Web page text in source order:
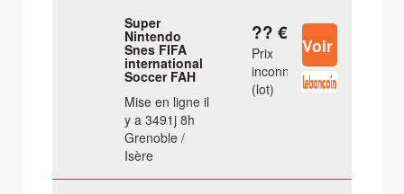
Super
Nintendo
Snes FIFA
international
Soccer FAH
Mise en ligne il
y a 3491j 8h
Grenoble /
Isère
?? €
Prix
inconnu
(lot)